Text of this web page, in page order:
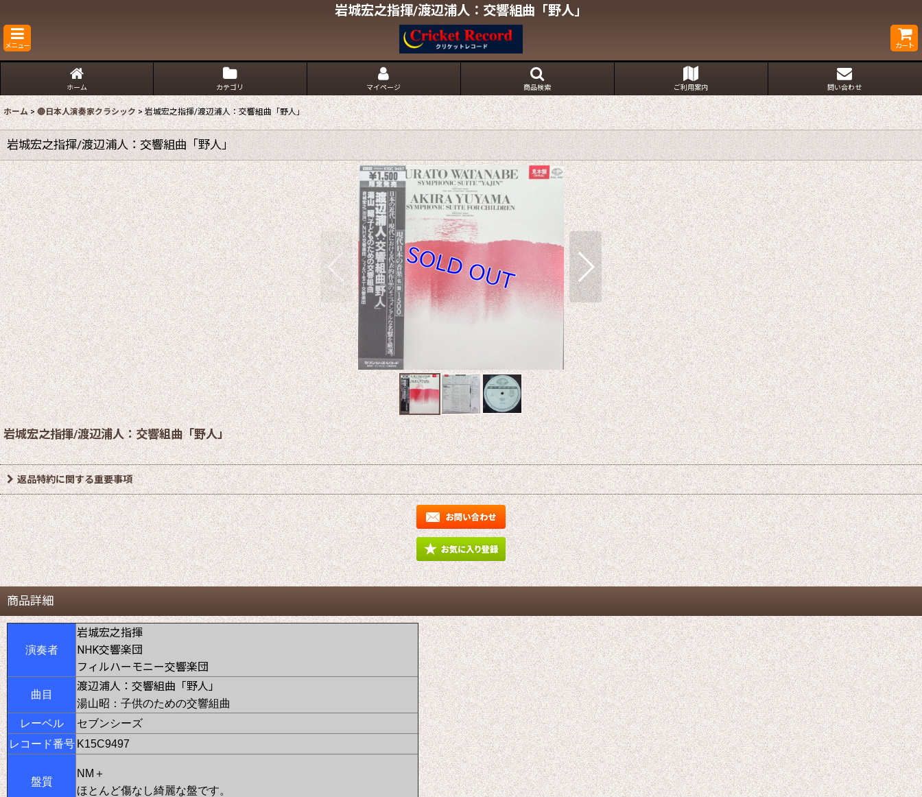
岩城宏之指揮/渡辺浦人：交響組曲「野人」
メニュー カート
ホーム カテゴリ マイページ 商品検索 ご利用案内 問い合わせ
ホーム > 🔴日本人演奏家クラシック > 岩城宏之指揮/渡辺浦人：交響組曲「野人」
岩城宏之指揮/渡辺浦人：交響組曲「野人」
岩城宏之指揮/渡辺浦人：交響組曲「野人」
返品特約に関する重要事項
商品詳細
演奏者
岩城宏之指揮
NHK交響楽団
フィルハーモニー交響楽団
曲目
渡辺浦人：交響組曲「野人」
湯山昭：子供のための交響組曲
レーベル
セブンシーズ
レコード番号 K15C9497
盤質
NM＋
ほとんど傷なし綺麗な盤です。